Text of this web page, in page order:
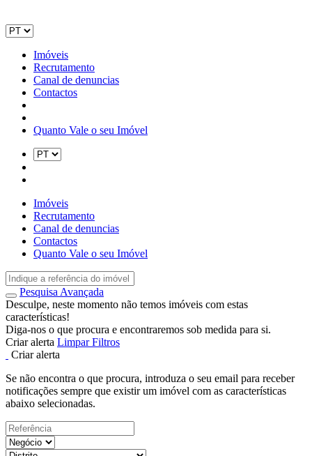
Imóveis
Recrutamento
Canal de denuncias
Contactos
Quanto Vale o seu Imóvel
Imóveis
Recrutamento
Canal de denuncias
Contactos
Quanto Vale o seu Imóvel
Pesquisa Avançada
Desculpe, neste momento não temos imóveis com estas
características!
Diga-nos o que procura e encontraremos sob medida para si.
Criar alerta Limpar Filtros
Criar alerta
Se não encontra o que procura, introduza o seu email para receber
notificações sempre que existir um imóvel com as características
abaixo selecionadas.